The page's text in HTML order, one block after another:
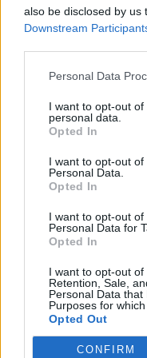
also be disclosed by us
Downstream
Personal Data
I want to opt-out
personal data.
Opted In
I want to opt-out
Personal Data.
Opted In
I want to opt-out
Personal Data for
Opted In
I want to opt-out of
Retention, Sale,
Personal Data
Purposes for
Opted Out
CONFIRM
ΔΕΙΤΕ ΕΠΙΣΗΣ